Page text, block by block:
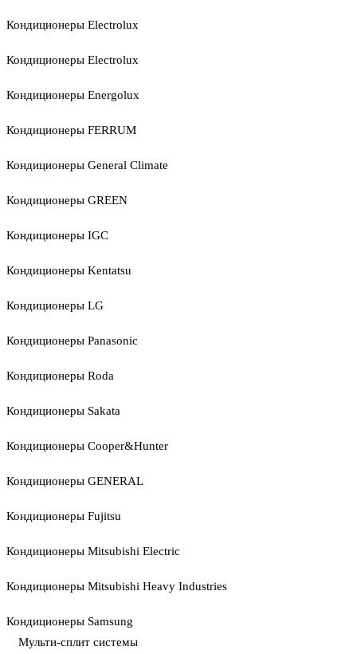
Кондиционеры Electrolux
Кондиционеры Electrolux
Кондиционеры Energolux
Кондиционеры FERRUM
Кондиционеры General Climate
Кондиционеры GREEN
Кондиционеры IGC
Кондиционеры Kentatsu
Кондиционеры LG
Кондиционеры Panasonic
Кондиционеры Roda
Кондиционеры Sakata
Кондиционеры Cooper&Hunter
Кондиционеры GENERAL
Кондиционеры Fujitsu
Кондиционеры Mitsubishi Electric
Кондиционеры Mitsubishi Heavy Industries
Кондиционеры Samsung
Мульти-сплит системы